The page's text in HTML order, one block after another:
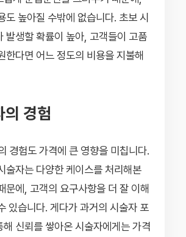
도 높아질 수밖에 없습니다. 초보 시
발생할 확률이 높아, 고객들이 고품
한다면 어느 정도의 비용을 지불해
경험
경험도 가격에 큰 영향을 미칩니다.
술자는 다양한 케이스를 처리해본
문에, 고객의 요구사항을 더 잘 이해
있습니다. 게다가 과거의 시술자 포
해 신뢰를 쌓아온 시술자에게는 가격